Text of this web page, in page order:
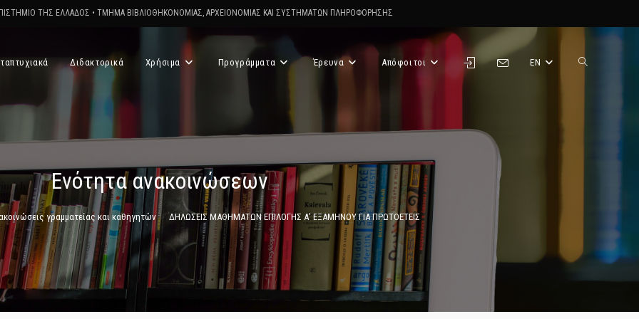
ΤΗΣ ΕΛΛΑΔΟΣ • ΤΜΗΜΑ ΒΙΒΛΙΟΘΗΚΟΝΟΜΙΑΣ, ΑΡΧΕΙΟΝΟΜΙΑΣ ΚΑΙ ΣΥΣΤΗΜΑΤΩΝ ΠΛΗΡΟΦΟΡΗΣΗΣ
Διδακτορικά Χρήσιμα Προγράμματα Έρευνα Απόφοιτοι EN Toggle
Ενότητα ανακοινώσεων
γραμματείας και καθηγητών > ΔΗΛΩΣΕΙΣ ΜΑΘΗΜΑΤΩΝ ΕΠΙΛΟΓΗΣ Α’ ΕΞΑΜΗΝΟΥ ΓΙΑ ΠΡΩΤΟΕΤΕΙΣ